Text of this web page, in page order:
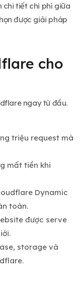
chi tiết chi phí giữa
được giải pháp
cho
ngay từ đầu.
triệu request mà
mất tiền khi
Dynamic
toàn.
được serve
storage và